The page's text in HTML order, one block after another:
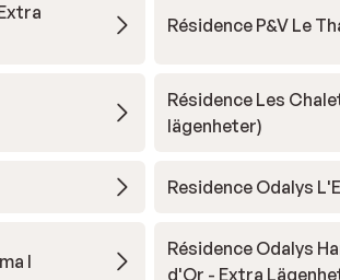
Résidence P&V Le
Résidence Les
lägenheter)
Residence Odalys
I
Résidence Odalys
d'Or - Extra